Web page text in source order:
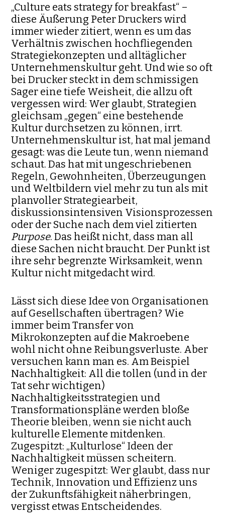
„Culture eats strategy for breakfast“ –
diese Äußerung Peter Druckers wird
immer wieder zitiert, wenn es um das
Verhältnis zwischen hochfliegenden
Strategiekonzepten und alltäglicher
Unternehmenskultur geht. Und wie so oft
bei Drucker steckt in dem schmissigen
Sager eine tiefe Weisheit, die allzu oft
vergessen wird: Wer glaubt, Strategien
gleichsam „gegen“ eine bestehende
Kultur durchsetzen zu können, irrt.
Unternehmenskultur ist, hat mal jemand
gesagt: was die Leute tun, wenn niemand
schaut. Das hat mit ungeschriebenen
Regeln, Gewohnheiten, Überzeugungen
und Weltbildern viel mehr zu tun als mit
planvoller Strategiearbeit,
diskussionsintensiven Visionsprozessen
oder der Suche nach dem viel zitierten
Purpose. Das heißt nicht, dass man all
diese Sachen nicht braucht. Der Punkt ist
ihre sehr begrenzte Wirksamkeit, wenn
Kultur nicht mitgedacht wird.
Lässt sich diese Idee von Organisationen
auf Gesellschaften übertragen? Wie
immer beim Transfer von
Mikrokonzepten auf die Makroebene
wohl nicht ohne Reibungsverluste. Aber
versuchen kann man es. Am Beispiel
Nachhaltigkeit: All die tollen (und in der
Tat sehr wichtigen)
Nachhaltigkeitsstrategien und
Transformationspläne werden bloße
Theorie bleiben, wenn sie nicht auch
kulturelle Elemente mitdenken.
Zugespitzt: „Kulturlose“ Ideen der
Nachhaltigkeit müssen scheitern.
Weniger zugespitzt: Wer glaubt, dass nur
Technik, Innovation und Effizienz uns
der Zukunftsfähigkeit näherbringen,
vergisst etwas Entscheidendes.